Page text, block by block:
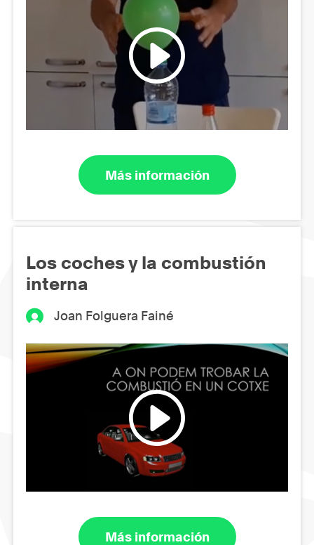
Más información
Los coches y la combustión
interna
Joan Folguera Fainé
Más información